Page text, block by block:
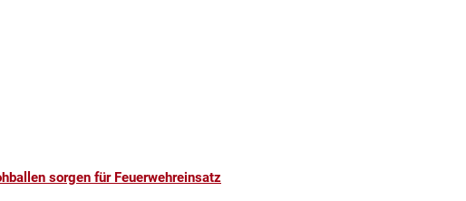
sorgen für Feuerwehreinsatz